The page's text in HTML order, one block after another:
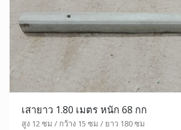
เสายาว 1.80 เมตร หนัก 68 กก
สูง 12 ซม / กว้าง 15 ซม / ยาว 180 ซม